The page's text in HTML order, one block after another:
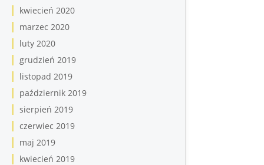
kwiecień 2020
marzec 2020
luty 2020
grudzień 2019
listopad 2019
październik 2019
sierpień 2019
czerwiec 2019
maj 2019
kwiecień 2019